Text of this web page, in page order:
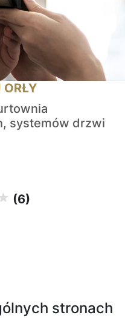
ORŁY
systemów drzwi
(6)
stronach